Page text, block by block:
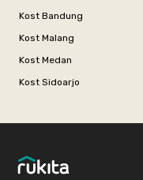
Kost Bandung
Kost Malang
Kost Medan
Kost Sidoarjo